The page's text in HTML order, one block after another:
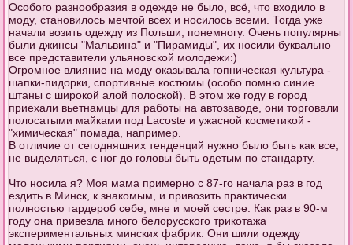
Особого разнообразия в одежде не было, всё, что входило в
моду, становилось мечтой всех и носилось всеми. Тогда уже
начали возить одежду из Польши, понемногу. Очень популярны
были джинсы "Мальвина" и "Пирамиды", их носили буквально
все представители ульяновской молодежи:)
Огромное влияние на моду оказывала гопническая культура -
шапки-пидорки, спортивные костюмы (особо помню синие
штаны с широкой алой полоской). В этом же году в город
приехали вьетнамцы для работы на автозаводе, они торговали
полосатыми майками под Lacoste и ужасной косметикой -
"химическая" помада, например.
В отличие от сегодняшних тенденций нужно было быть как все,
не выделяться, с ног до головы быть одетым по стандарту.
Что носила я? Моя мама примерно с 87-го начала раз в год
ездить в Минск, к знакомым, и привозить практически
полностью гардероб себе, мне и моей сестре. Как раз в 90-м
году она привезла много белорусского трикотажа
экспериментальных минских фабрик. Они шили одежду